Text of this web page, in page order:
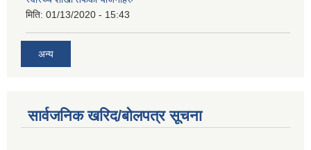
मिति: 01/13/2020 - 15:43
अन्य
सार्वजनिक खरिद/बोलपत्र सूचना